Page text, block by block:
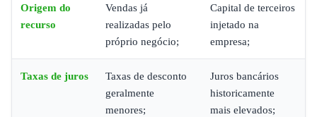
Origem do
recurso
Vendas já
realizadas pelo
próprio negócio;
Capital de terceiros
injetado na
empresa;
Taxas de juros
Taxas de desconto
geralmente
menores;
Juros bancários
historicamente
mais elevados;